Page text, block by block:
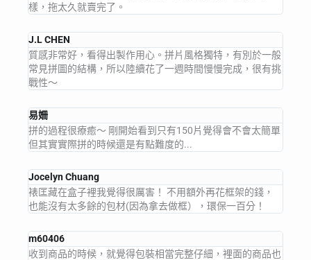
樣，拖太久就賣完了。
J.L CHEN
質感非常好，看得出製作用心。拼片風格獨特，有別於一般
常見拼圖的結構，所以陸續花了一週時間慢慢完成，很有挑
戰性～
易姍
拼的過程很療癒～ 剛開始看到只有150片覺得會不會太簡單
但其實實際拼的時候還是有點難度的...
Jocelyn Chuang
裱匡藏在盒子裡我覺得很厲害！ 不用額外再花框架的錢，
也能沒有太多餘的包材(因為拿去做框），環保一百分！
m60406
收到商品的時候，就覺得包裝相當完整仔細，裡面的商品也